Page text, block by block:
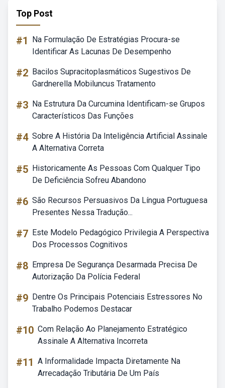
Top Post
#1
Na Formulação De Estratégias Procura-se
Identificar As Lacunas De Desempenho
#2 Bacilos Supracitoplasmáticos Sugestivos De
Gardnerella Mobiluncus Tratamento
#3 Na Estrutura Da Curcumina Identificam-se Grupos
Característicos Das Funções
#4 Sobre A História Da Inteligência Artificial Assinale
A Alternativa Correta
#5 Historicamente As Pessoas Com Qualquer Tipo
De Deficiência Sofreu Abandono
#6 São Recursos Persuasivos Da Língua Portuguesa
Presentes Nessa Tradução...
#7 Este Modelo Pedagógico Privilegia A Perspectiva
Dos Processos Cognitivos
#8 Empresa De Segurança Desarmada Precisa De
Autorização Da Polícia Federal
#9 Dentre Os Principais Potenciais Estressores No
Trabalho Podemos Destacar
#10 Com Relação Ao Planejamento Estratégico
Assinale A Alternativa Incorreta
#11 A Informalidade Impacta Diretamente Na
Arrecadação Tributária De Um País